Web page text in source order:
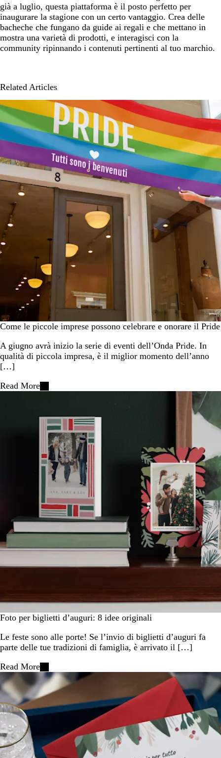
già a luglio, questa piattaforma è il posto perfetto per
inaugurare la stagione con un certo vantaggio. Crea delle
bacheche che fungano da guide ai regali e che mettano in
mostra una varietà di prodotti, e interagisci con la
community ripinnando i contenuti pertinenti al tuo marchio.
Related Articles
Come le piccole imprese possono celebrare e onorare il Pride
A giugno avrà inizio la serie di eventi dell’Onda Pride. In
qualità di piccola impresa, è il miglior momento dell’anno
[…]
Read More
Foto per biglietti d’auguri: 8 idee originali
Le feste sono alle porte! Se l’invio di biglietti d’auguri fa
parte delle tue tradizioni di famiglia, è arrivato il […]
Read More